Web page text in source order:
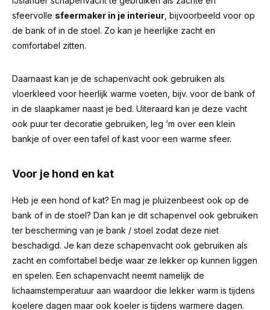
sfeervolle sfeermaker in je interieur , bijvoorbeeld voor op
de bank of in de stoel. Zo kan je heerlijke zacht en
comfortabel zitten.
Daarnaast kan je de schapenvacht ook gebruiken als
vloerkleed voor heerlijk warme voeten, bijv. voor de bank of
in de slaapkamer naast je bed. Uiteraard kan je deze vacht
ook puur ter decoratie gebruiken, leg ‘m over een klein
bankje of over een tafel of kast voor een warme sfeer.
Voor je hond en kat
Heb je een hond of kat? En mag je pluizenbeest ook op de
bank of in de stoel? Dan kan je dit schapenvel ook gebruiken
ter bescherming van je bank / stoel zodat deze niet
beschadigd. Je kan deze schapenvacht ook gebruiken als
zacht en comfortabel bedje waar ze lekker op kunnen liggen
en spelen. Een schapenvacht neemt namelijk de
lichaamstemperatuur aan waardoor die lekker warm is tijdens
koelere dagen maar ook koeler is tijdens warmere dagen.